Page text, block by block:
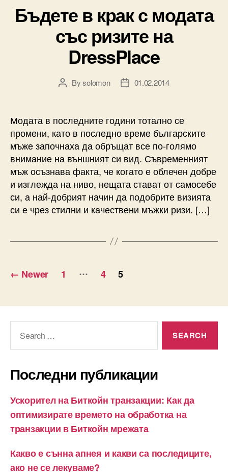
Бъдете в крак с модата
със ризите на
DressPlace
PostBysolomon
Post01.02.2014
Модата в последните години тотално се
промени, като в последно време българските
мъже започнаха да обръщат все по-голямо
внимание на външният си вид. Съвременният
мъж осъзнава факта, че когато е облечен добре
и изглежда на ниво, нещата стават от самосебе
си, а най-добрият начин да подобрите визията
си е чрез стилни и качествени мъжки ризи. […]
Разделяне
публикациите
на
страници
← Newer 1 … 4 5
Последни публикации
Ускорител на Биткойн транзакции: Как да
оптимизирате времето на обработка на
транзакции в Биткойн мрежата
Какво е сънна апнея и какви са последиците,
ако не се лекуваме?